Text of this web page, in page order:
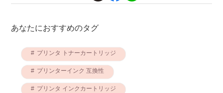
あなたにおすすめのタグ
プリンタ トナーカートリッジ
プリンターインク 互換性
プリンタ インクカートリッジ